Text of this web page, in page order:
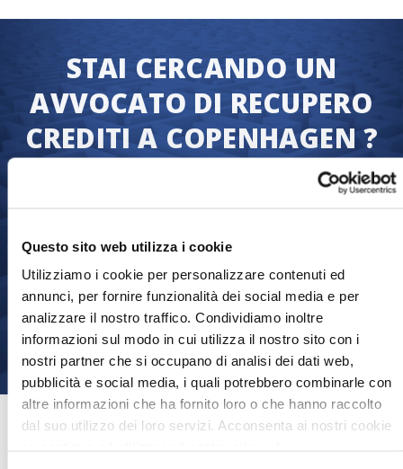
Questo sito web utilizza i cookie
Utilizziamo i cookie per personalizzare contenuti ed
annunci, per fornire funzionalità dei social media e per
analizzare il nostro traffico. Condividiamo inoltre
informazioni sul modo in cui utilizza il nostro sito con i
nostri partner che si occupano di analisi dei dati web,
pubblicità e social media, i quali potrebbero combinarle con
altre informazioni che ha fornito loro o che hanno raccolto
dal suo utilizzo dei loro servizi. Acconsenta ai nostri cookie
STAI CERCANDO UN
AVVOCATO DI RECUPERO
CREDITI A COPENHAGEN ?
Ci assicuriamo che tu riceva quanto hai
inizieremo immediatamente il processo di
recupero crediti.
Trasferisci la pratica
LA TUA POSIZIONE IN PIÙ